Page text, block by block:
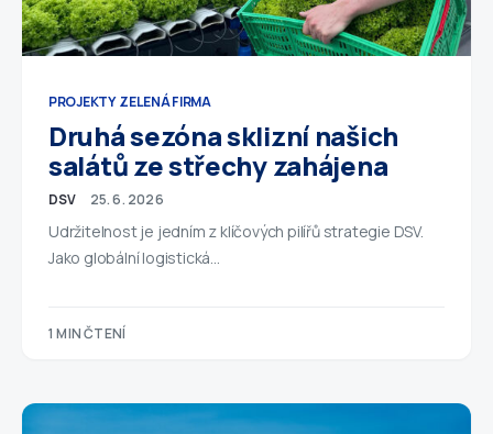
PROJEKTY ZELENÁ FIRMA
Druhá sezóna sklizní našich
salátů ze střechy zahájena
DSV 25. 6. 2026
Udržitelnost je jedním z klíčových pilířů strategie DSV.
Jako globální logistická…
1 MIN ČTENÍ